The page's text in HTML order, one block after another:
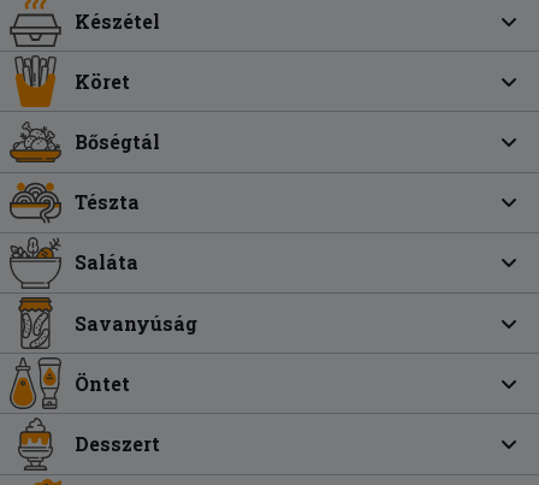
Készétel
Köret
Bőségtál
Tészta
Saláta
Savanyúság
Öntet
Desszert